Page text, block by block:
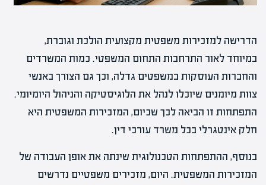
הדרישה למזכירות משפטית מקצועית הולכת וגוברת,
במיוחד לאור התרחבות התחום המשפטי. כמות המשרדים
והחברות העוסקות במשפטים גדלה, וכך גם הצורך באנשי
צוות מיומנים שיוכלו לנהל את הלוגיסטיקה והניהול היומיומי.
התפתחות זו הביאה לכך שכיום, המזכירות המשפטית היא
חלק אינטגרלי בכל משרד עורכי דין.
בנוסף, ההתפתחות הטכנולוגית שינתה את אופן העבודה של
המזכירות המשפטית. היום, מזכירים משפטיים נדרשים